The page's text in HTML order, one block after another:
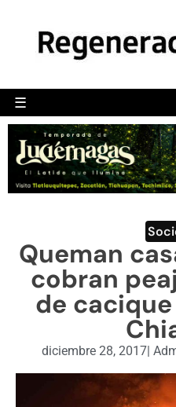
☰
Queman
cobran
de
diciembre 28, 2017|